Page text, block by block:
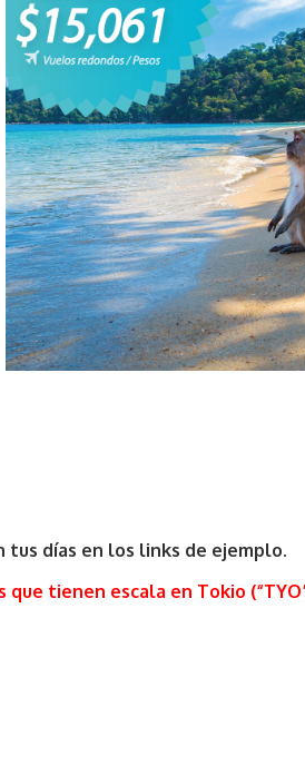
tus días en los links de ejemplo.
tienen escala en Tokio